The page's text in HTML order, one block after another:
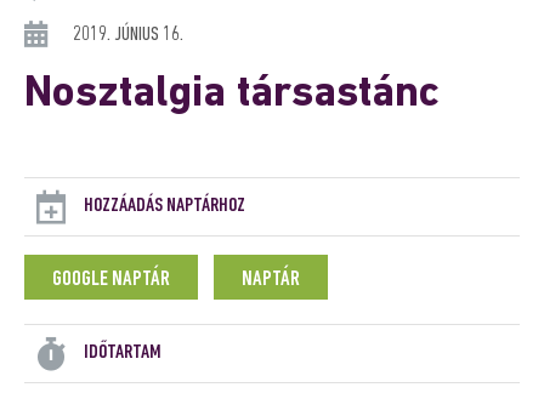
2019. JÚNIUS 16.
Nosztalgia társastánc
HOZZÁADÁS NAPTÁRHOZ
GOOGLE NAPTÁR NAPTÁR
IDŐTARTAM